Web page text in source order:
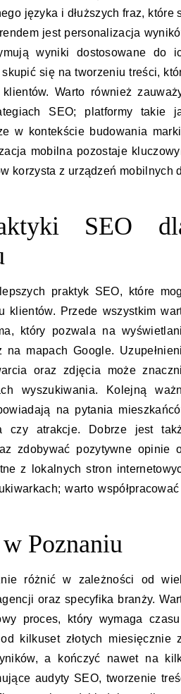
języka i dłuższych fraz, które
jest personalizacja
wyniki dostosowane do
się na tworzeniu treści,
Warto również
SEO; platformy takie
w kontekście budowania
mobilna pozostaje
korzysta z urządzeń mobilnych
SEO
praktyk SEO, które
klientów. Przede wszystkim
który pozwala na
mapach Google.
oraz zdjęcia może
wyszukiwania. Kolejną
na pytania
czy atrakcje. Dobrze jest
zdobywać pozytywne opinie
z lokalnych stron
warto
Poznaniu
różnić w zależności od
oraz specyfika branży.
proces, który wymaga
kilkuset złotych miesięcznie
a kończyć nawet na
audyty SEO, tworzenie